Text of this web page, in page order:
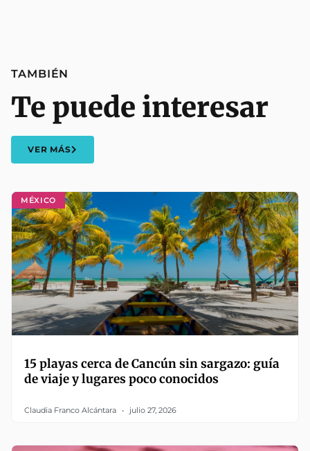
MÉXICO
15 playas cerca de Cancún sin sargazo: guía
de viaje y lugares poco conocidos
Claudia Franco Alcántara julio 27, 2026
TAMBIÉN
Te puede interesar
VER MÁS